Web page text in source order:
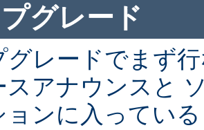
グレード
グレードでまず
スアナウンスと
ョンに入ってい